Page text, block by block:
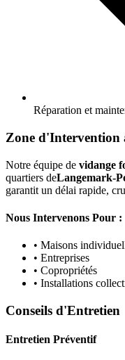
Réparation et
Zone d'Intervention
Notre équipe de vidange
quartiers deLangemark-
garantit un délai rapide,
Nous Intervenons Pour :
• Maisons
• Entreprises
• Copropriétés
• Installations
Conseils d'Entretien
Entretien Préventif